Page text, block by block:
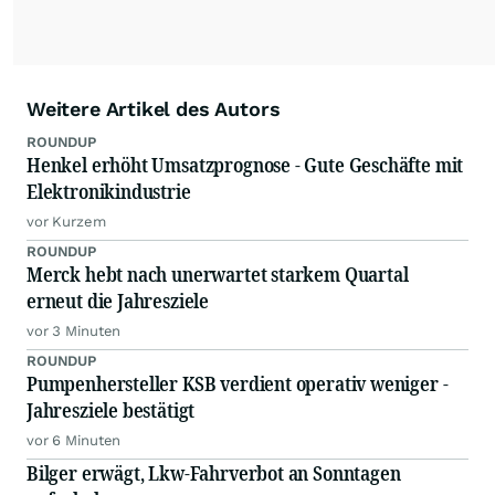
Weitere Artikel des Autors
ROUNDUP
Henkel erhöht Umsatzprognose - Gute Geschäfte mit
Elektronikindustrie
vor Kurzem
ROUNDUP
Merck hebt nach unerwartet starkem Quartal
erneut die Jahresziele
vor 3 Minuten
ROUNDUP
Pumpenhersteller KSB verdient operativ weniger -
Jahresziele bestätigt
vor 6 Minuten
Bilger erwägt, Lkw-Fahrverbot an Sonntagen